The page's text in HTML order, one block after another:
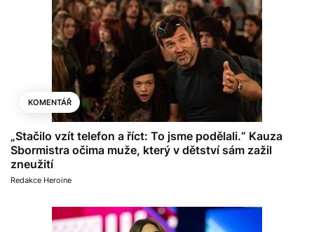
KOMENTÁŘ
„Stačilo vzít telefon a říct: To jsme podělali.“ Kauza
Sbormistra očima muže, který v dětství sám zažil
zneužití
Redakce Heroine